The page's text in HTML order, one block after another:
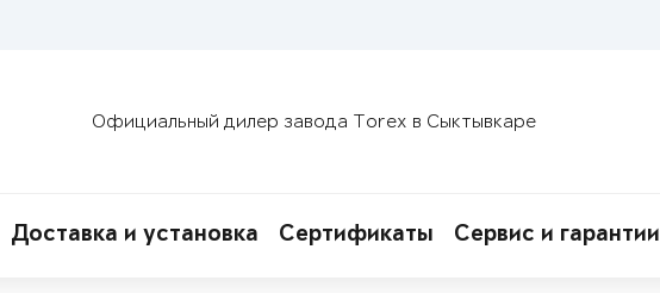
Официальный дилер завода Torex в Сыктывкаре
Доставка и установка Сертификаты Сервис и гарантии